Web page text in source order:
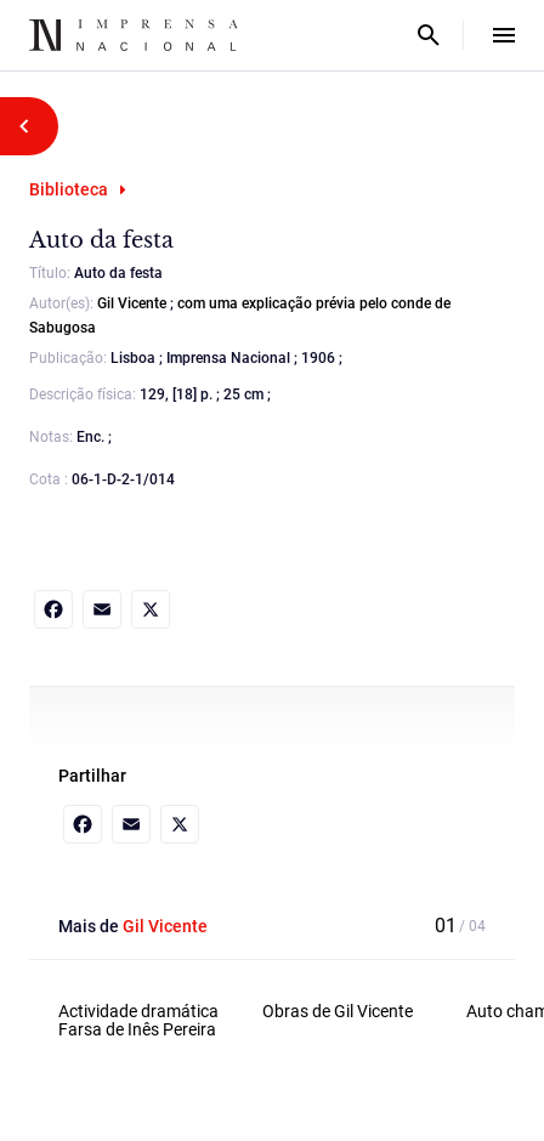
Biblioteca
Auto da festa
Título: Auto da festa
Autor(es): Gil Vicente ; com uma explicação prévia pelo conde de
Sabugosa
Publicação: Lisboa ; Imprensa Nacional ; 1906 ;
Descrição física: 129, [18] p. ; 25 cm ;
Notas: Enc. ;
Cota : 06-1-D-2-1/014
Partilhar
Mais de Gil Vicente
Actividade dramática
Farsa de Inês Pereira
Obras de Gil Vicente Auto